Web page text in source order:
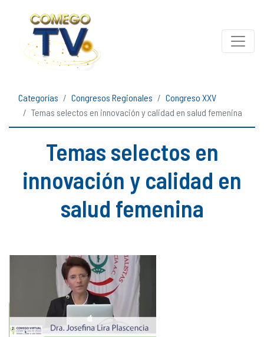
Categorías Congresos Regionales
Congreso XXV
Temas selectos en innovación y calidad en salud femenina
Temas selectos en
innovación y calidad en
salud femenina